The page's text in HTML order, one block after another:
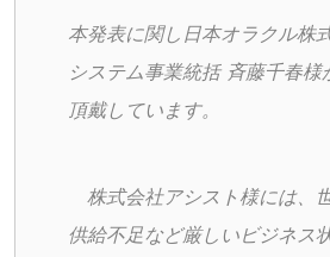
本発表に関し日本オラクル株
システム事業統括 斉藤千春様
頂戴しています。
株式会社アシスト様には、
供給不足など厳しいビジネス